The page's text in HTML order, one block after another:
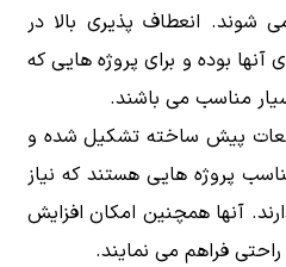
شوند. انعطاف پذیری بالا در
بوده و برای پروژه هایی که
مناسب می باشند.
پیش ساخته تشکیل شده و
پروژه هایی هستند که نیاز
آنها همچنین امکان افزایش
راحتی فراهم می نمایند.